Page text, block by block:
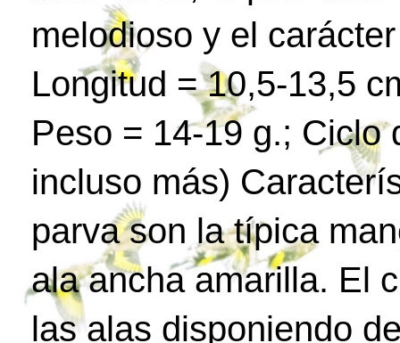
melodioso y el
Longitud = 10,5-13,5
Peso = 14-19 g.; Ciclo
incluso más)
parva son la típica
ala ancha amarilla. El
las alas disponiendo